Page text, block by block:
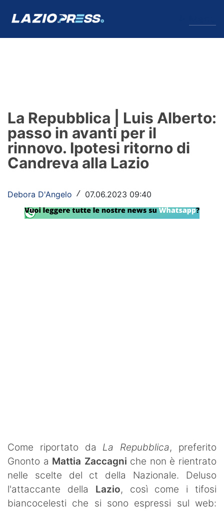
Formello
Infortuni
Primavera
Calciomercato
Lazio Women
SHOP LAZIO
Contatti
La Repubblica | Luis Alberto:
passo in avanti per il
rinnovo. Ipotesi ritorno di
Candreva alla Lazio
Debora D'Angelo / 07.06.2023 09:40
Come riportato da La Repubblica, preferito
Gnonto a Mattia Zaccagni che non è rientrato
nelle scelte del ct della Nazionale. Deluso
l'attaccante della Lazio, così come i tifosi
biancocelesti che si sono espressi sul web: